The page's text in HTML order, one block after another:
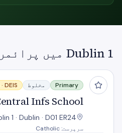
Dublin 1 میں پرائمری اسکول
Central Infs School
Primary مخلوط DEIS
Infs School
1 · Dublin · D01 ER24
سرپرست: Catholic